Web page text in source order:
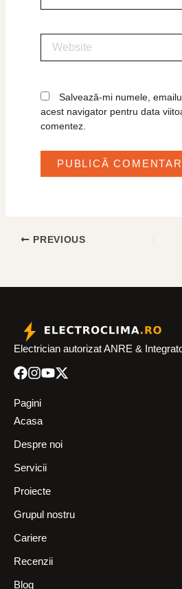
Salvează-mi numele,
acest navigator pentru data
comentez.
PREVIOUS
Electrician autorizat ANRE &
Pagini
Acasa
Despre noi
Servicii
Proiecte
Grupul nostru
Cariere
Recenzii
Blog